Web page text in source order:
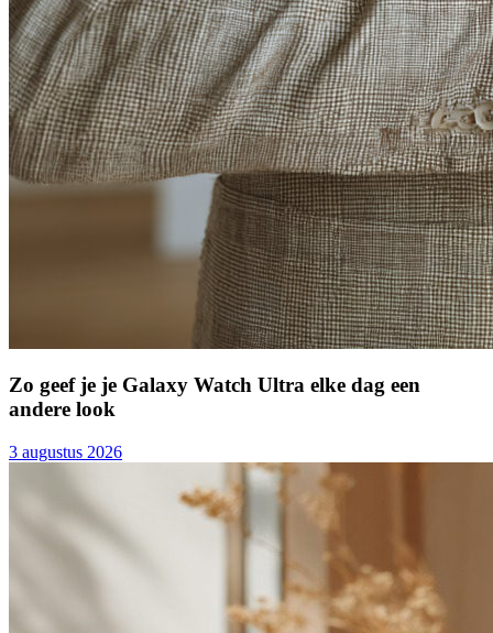
Zo geef je je Galaxy Watch Ultra elke dag een
andere look
3 augustus 2026